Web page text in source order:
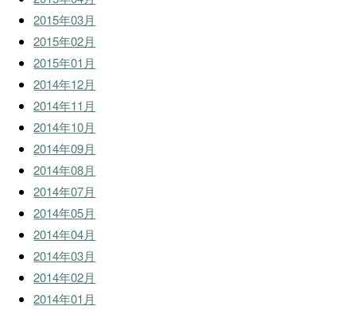
2015年03月
2015年02月
2015年01月
2014年12月
2014年11月
2014年10月
2014年09月
2014年08月
2014年07月
2014年05月
2014年04月
2014年03月
2014年02月
2014年01月